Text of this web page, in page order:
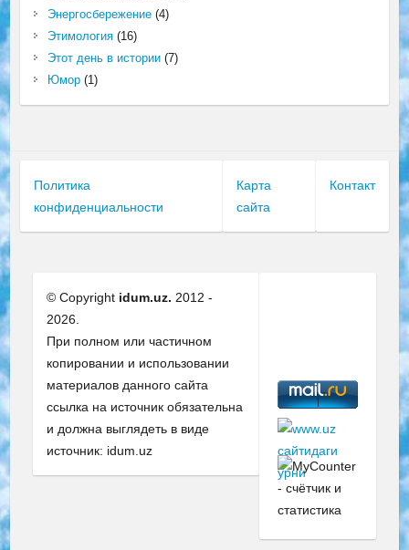
Энергосбережение(4)
Этимология(16)
Этот день в истории(7)
Юмор(1)
Политика
конфиденциальности
Карта
сайта
Контакт
© Copyright idum.uz. 2012 -
2026.
При полном или частичном
копировании и использовании
материалов данного сайта
ссылка на источник обязательна
и должна выглядеть в виде
источник: idum.uz